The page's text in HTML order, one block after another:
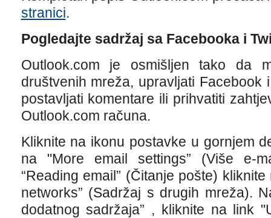
stranici.
Pogledajte sadržaj sa Facebooka i
Outlook.com je osmišljen tako da
društvenih mreža, upravljati Facebook
postavljati komentare ili prihvatiti
Outlook.com računa.
Kliknite na ikonu postavke u gornjem
na "More email settings” (Više e-
“Reading email” (Čitanje pošte)
networks” (Sadržaj s drugih mreža).
dodatnog sadržaja” , kliknite na link